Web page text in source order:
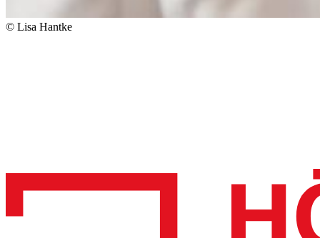
© Lisa Hantke